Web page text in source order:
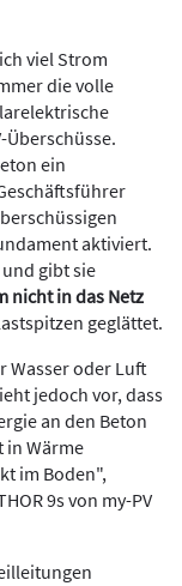
viel Strom
die volle
Überschüsse.
ein
aktiviert.
gibt sie
nicht in das Netz
geglättet.
Wasser oder Luft
jedoch vor, dass
an den Beton
in Wärme
im Boden",
9s von my-PV